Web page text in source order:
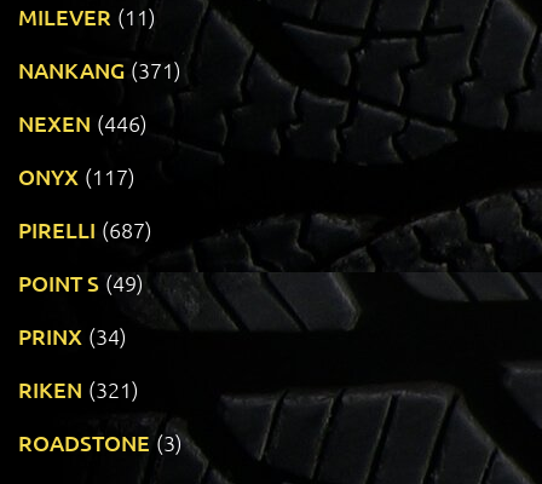
MILEVER (11)
NANKANG (371)
NEXEN (446)
ONYX (117)
PIRELLI (687)
POINT S (49)
PRINX (34)
RIKEN (321)
ROADSTONE (3)